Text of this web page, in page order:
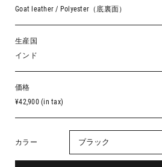
Goat leather / Polyester（底裏面）
生産国
インド
価格
¥42,900 (in tax)
カラー